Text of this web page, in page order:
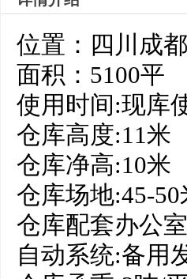
位置：四川成
面积：5100平
使用时间:现库
仓库高度:11米
仓库净高:10米
仓库场地:45-
仓库配套办公
自动系统:备用